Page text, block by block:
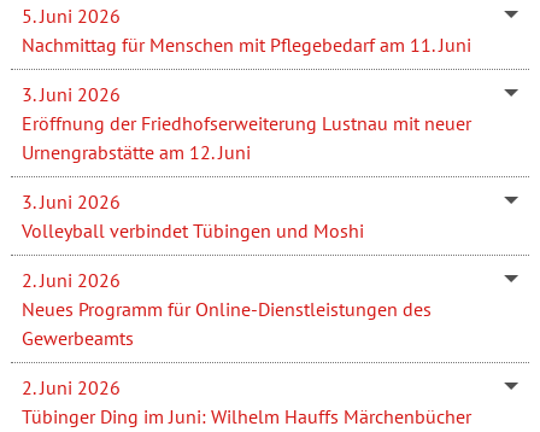
5. Juni 2026
Nachmittag für Menschen mit Pflegebedarf am 11. Juni
3. Juni 2026
Eröffnung der Friedhofserweiterung Lustnau mit neuer
Urnengrabstätte am 12. Juni
3. Juni 2026
Volleyball verbindet Tübingen und Moshi
2. Juni 2026
Neues Programm für Online-Dienstleistungen des
Gewerbeamts
2. Juni 2026
Tübinger Ding im Juni: Wilhelm Hauffs Märchenbücher